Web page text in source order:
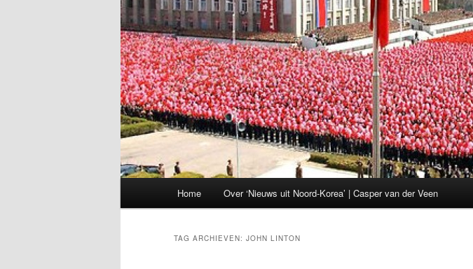
Home Over ‘Nieuws uit Noord-Korea’ | Casper van der Veen
TAG ARCHIEVEN: JOHN LINTON